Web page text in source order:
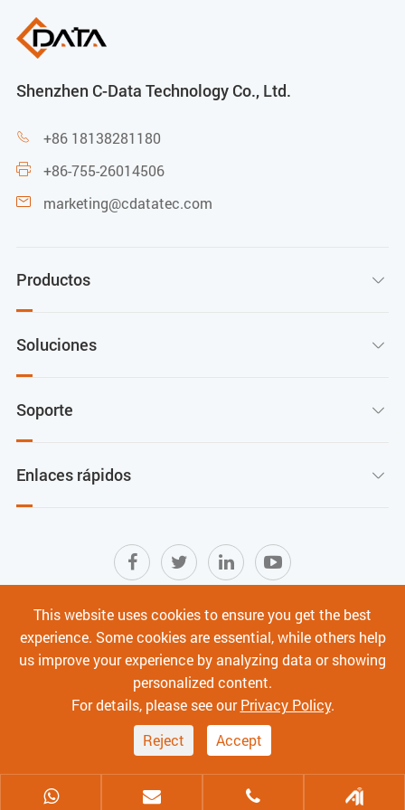
Shenzhen C-Data Technology Co., Ltd.
 +86 18138281180
 +86-755-26014506
 marketing@cdatatec.com
Productos 
Soluciones 
Soporte 
Enlaces rápidos 
Mapa del sitio | Términos de Uso
|
Política de privacidad
|
Ciberseguridad
Derechos de autor ©
Shenzhen C-Data Technology Co., Ltd.Todos los derechos
This website uses cookies to ensure you get the best
experience. Some cookies are essential, while others help
us improve your experience by analyzing data or showing
personalized content.
For details, please see ourPrivacy Policy.
Reject
Accept